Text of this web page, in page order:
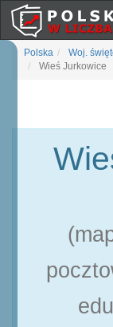
Polska Woj.
Wieś Jurkowice